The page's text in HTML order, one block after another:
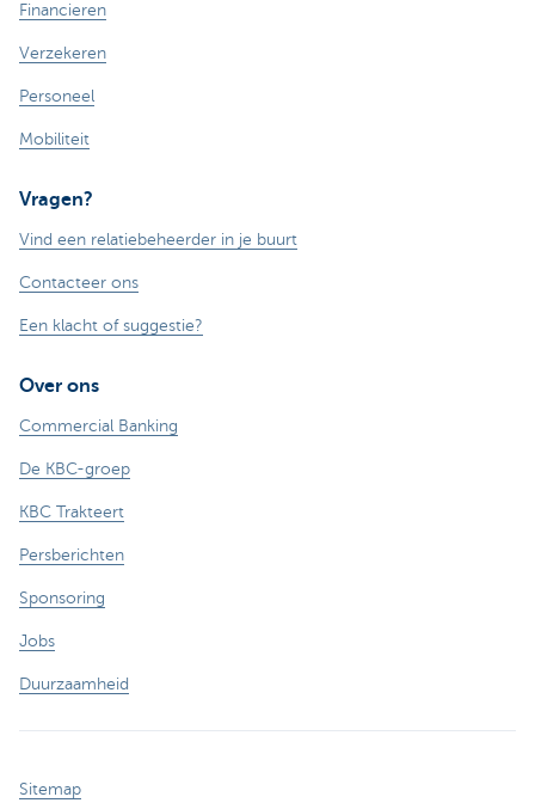
Financieren
Verzekeren
Personeel
Mobiliteit
Vragen?
Vind een relatiebeheerder in je buurt
Contacteer ons
Een klacht of suggestie?
Over ons
Commercial Banking
De KBC-groep
KBC Trakteert
Persberichten
Sponsoring
Jobs
Duurzaamheid
Sitemap